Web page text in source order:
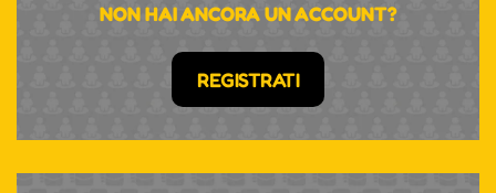
NON HAI ANCORA UN ACCOUNT?
REGISTRATI